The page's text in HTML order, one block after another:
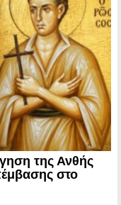
της Ανθής
στο